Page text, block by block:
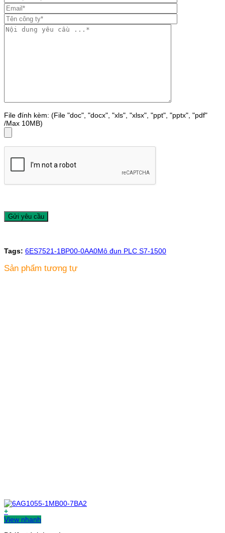
File đính kèm: (File "doc", "docx", "xls", "xlsx", "ppt", "pptx", "pdf"
/Max 10MB)
Tags: 6ES7521-1BP00-0AA0Mô đun PLC S7-1500
Sản phẩm tương tự
+
View nhanh